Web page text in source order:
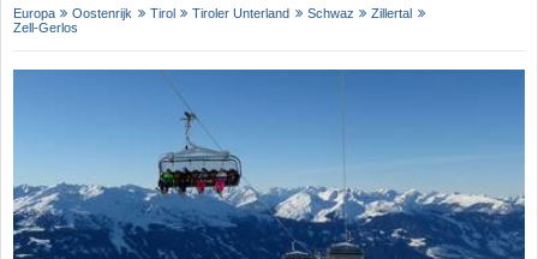
Europa Oostenrijk Tirol Tiroler Unterland Schwaz
Zillertal
Zell-Gerlos